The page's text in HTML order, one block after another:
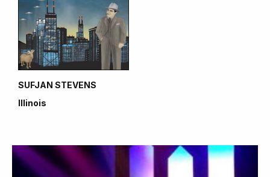
SUFJAN STEVENS
Illinois